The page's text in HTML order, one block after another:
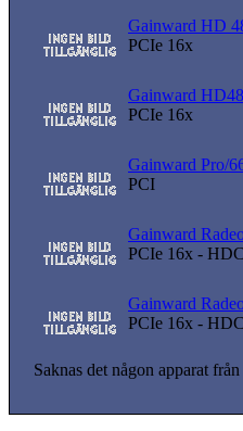
Gainward HD
PCIe 16x
Gainward
PCIe 16x
Gainward Pro/
PCI
Gainward
PCIe 16x -
Gainward
PCIe 16x -
Saknas det någon apparat